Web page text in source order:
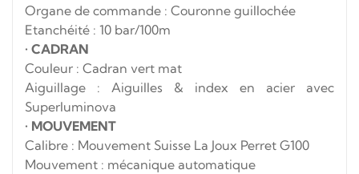
Organe de commande : Couronne guillochée
Etanchéité : 10 bar/100m
• CADRAN
Couleur : Cadran vert mat
Aiguillage : Aiguilles & index en acier avec
Superluminova
• MOUVEMENT
Calibre : Mouvement Suisse La Joux Perret G100
Mouvement : mécanique automatique